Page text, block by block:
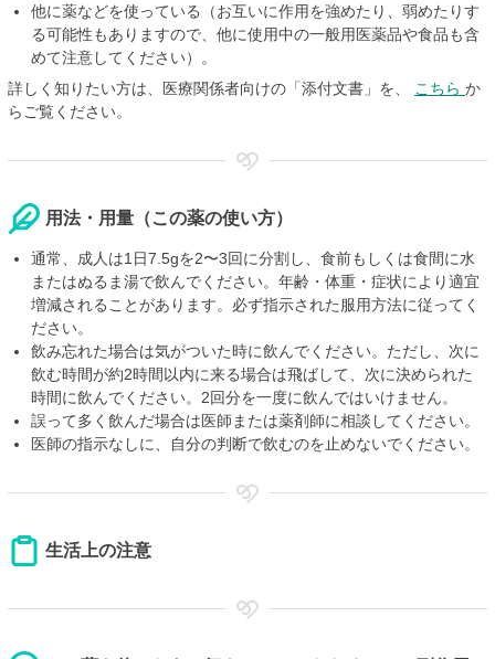
他に薬などを使っている（お互いに作用を強めたり、弱めたりす
る可能性もありますので、他に使用中の一般用医薬品や食品も含
めて注意してください）。
詳しく知りたい方は、医療関係者向けの「添付文書」を、
こちら か
らご覧ください。
用法・用量（この薬の使い方）
通常、成人は1日7.5gを2〜3回に分割し、食前もしくは食間に水
またはぬるま湯で飲んでください。年齢・体重・症状により適宜
増減されることがあります。必ず指示された服用方法に従ってく
ださい。
飲み忘れた場合は気がついた時に飲んでください。ただし、次に
飲む時間が約2時間以内に来る場合は飛ばして、次に決められた
時間に飲んでください。2回分を一度に飲んではいけません。
誤って多く飲んだ場合は医師または薬剤師に相談してください。
医師の指示なしに、自分の判断で飲むのを止めないでください。
生活上の注意